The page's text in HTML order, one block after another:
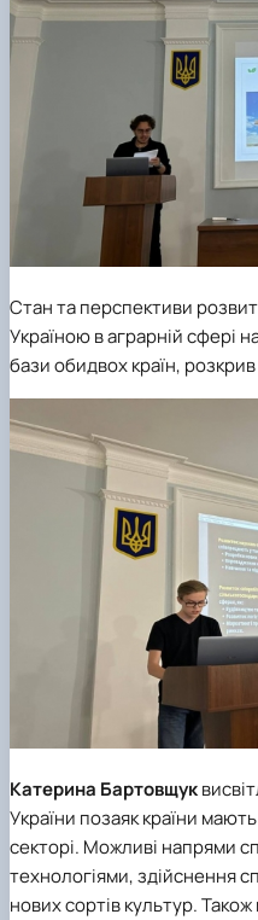
Стан та перспективи
Україною в аграрній сфері
бази обидвох країн, розкрив
Катерина Бартовщук
України позаяк країни
секторі. Можливі напрями
технологіями, здійснення
нових сортів культур.